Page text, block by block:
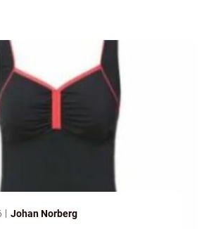
Johan Norberg